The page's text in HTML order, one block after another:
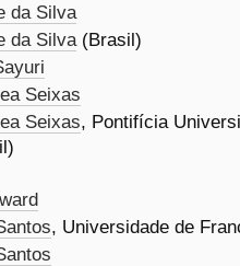
da Silva
da Silva(Brasil)
Seixas
Seixas, Pontifícia
, Universidade de